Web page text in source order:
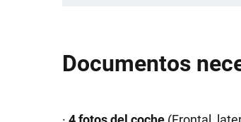
Documentos